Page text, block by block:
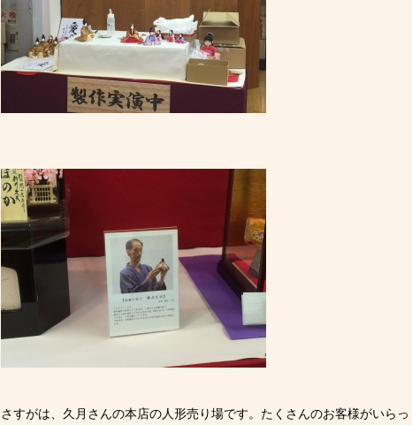
さすがは、久月さんの本店の人形売り場です。たくさんのお客様がいら